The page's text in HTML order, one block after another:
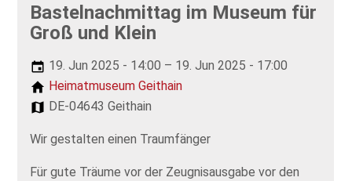
Bastelnachmittag im Museum für
Groß und Klein
19. Jun 2025 - 14:00 – 19. Jun 2025 - 17:00
Heimatmuseum Geithain
DE-04643 Geithain
Wir gestalten einen Traumfänger
Für gute Träume vor der Zeugnisausgabe vor den